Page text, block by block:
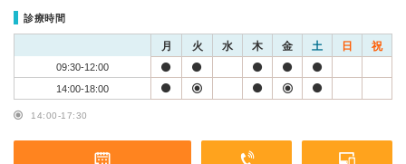
診療時間
月 火 水 木 金 土 日 祝
09:30-12:00
14:00-18:00
14:00-17:30